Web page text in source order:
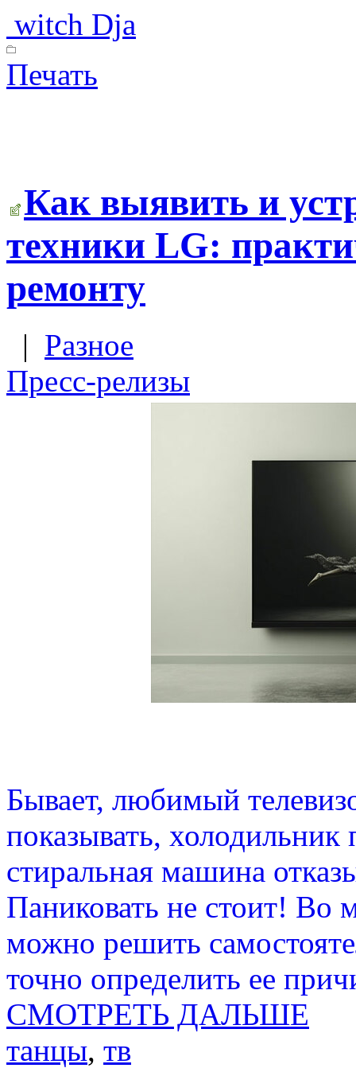
witch Dja
Печать
Как выявить и
техники LG:
ремонту
| Разное
Пресс-релизы
Бывает, любимый
показывать, холодильник
стиральная машина
Паниковать не стоит! Во
можно решить
точно определить ее
СМОТРЕТЬ ДАЛЬШЕ
танцы, тв